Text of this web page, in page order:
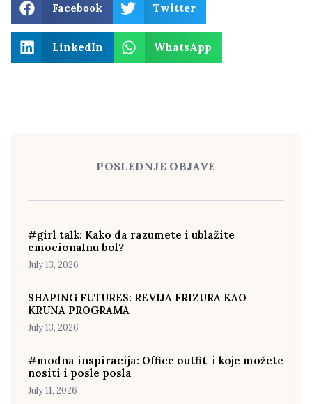
Facebook Twitter
LinkedIn WhatsApp
POSLEDNJE OBJAVE
#girl talk: Kako da razumete i ublažite
emocionalnu bol?
July 13, 2026
SHAPING FUTURES: REVIJA FRIZURA KAO
KRUNA PROGRAMA
July 13, 2026
#modna inspiracija: Office outfit-i koje možete
nositi i posle posla
July 11, 2026